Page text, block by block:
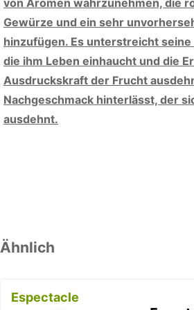
Gewürze und ein sehr
hinzufügen. Es unterstreicht
die ihm Leben einhaucht und die
Ausdruckskraft der Frucht
Nachgeschmack hinterlässt, der
ausdehnt.
Ähnlich
Espectacle